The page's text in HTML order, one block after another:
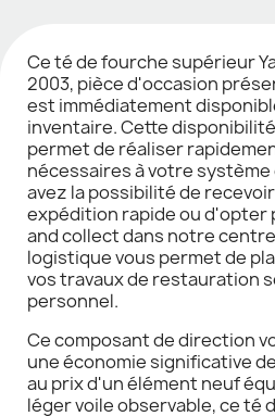
Ce té de fourche supérieur
2003, pièce d'occasion
est immédiatement
inventaire. Cette
permet de réaliser
nécessaires à votre
avez la possibilité de
expédition rapide ou d'opter
and collect dans notre
logistique vous permet de
vos travaux de restauration
personnel.
Ce composant de direction
une économie significative
au prix d'un élément neuf
léger voile observable, ce té